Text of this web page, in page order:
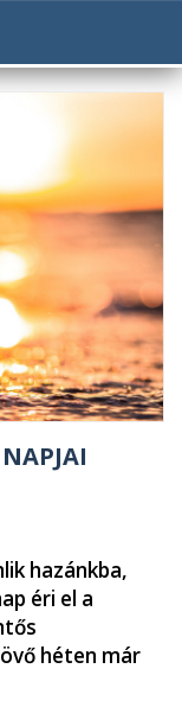
hazánkba,
éri el a
héten már